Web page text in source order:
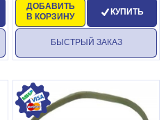
ДОБАВИТЬ
В КОРЗИНУ
КУПИТЬ
БЫСТРЫЙ ЗАКАЗ